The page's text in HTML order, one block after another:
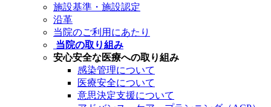
施設基準・施設認定
沿革
当院のご利用にあたり
当院の取り組み
安心安全な医療への取り組み
感染管理について
医療安全について
意思決定支援について